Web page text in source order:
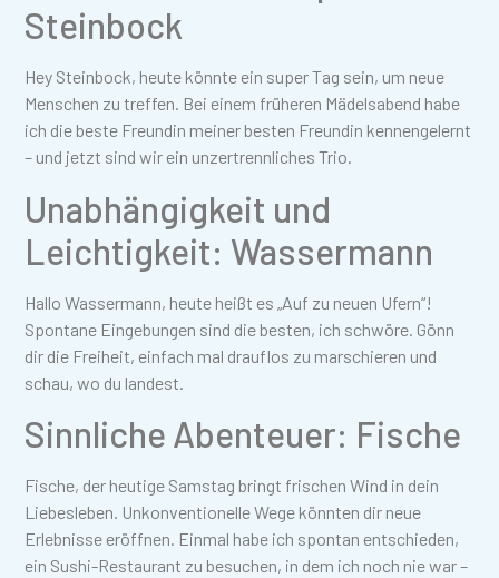
Steinbock
Hey Steinbock, heute könnte ein super Tag sein, um neue
Menschen zu treffen. Bei einem früheren Mädelsabend habe
ich die beste Freundin meiner besten Freundin kennengelernt
– und jetzt sind wir ein unzertrennliches Trio.
Unabhängigkeit und
Leichtigkeit: Wassermann
Hallo Wassermann, heute heißt es „Auf zu neuen Ufern“!
Spontane Eingebungen sind die besten, ich schwöre. Gönn
dir die Freiheit, einfach mal drauflos zu marschieren und
schau, wo du landest.
Sinnliche Abenteuer: Fische
Fische, der heutige Samstag bringt frischen Wind in dein
Liebesleben. Unkonventionelle Wege könnten dir neue
Erlebnisse eröffnen. Einmal habe ich spontan entschieden,
ein Sushi-Restaurant zu besuchen, in dem ich noch nie war –